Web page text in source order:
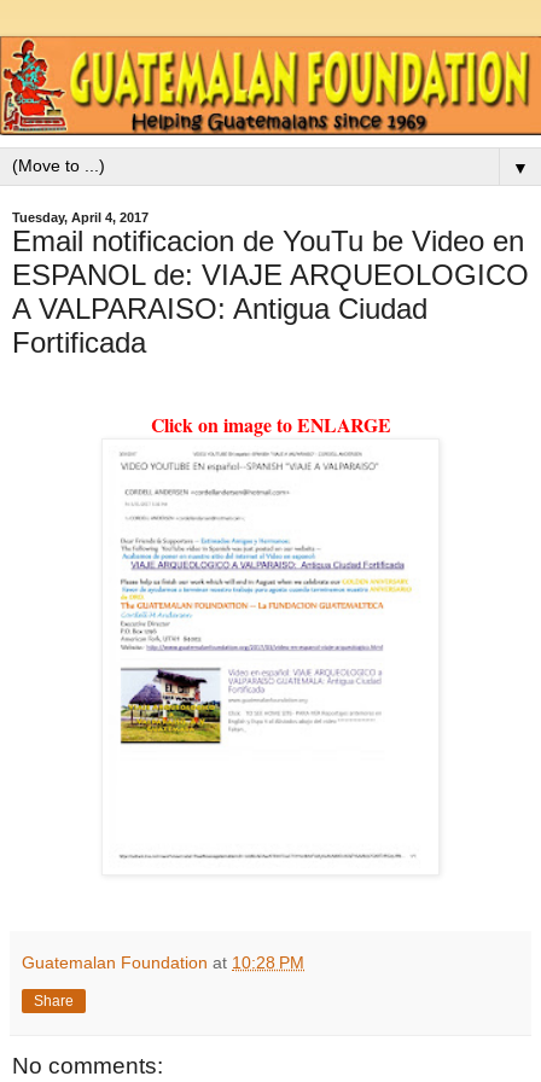
▼
Tuesday, April 4, 2017
Email notificacion de YouTu be Video en
ESPANOL de: VIAJE ARQUEOLOGICO
A VALPARAISO: Antigua Ciudad
Fortificada
Click on image to ENLARGE
Guatemalan Foundation at 10:28 PM
Share
No comments: